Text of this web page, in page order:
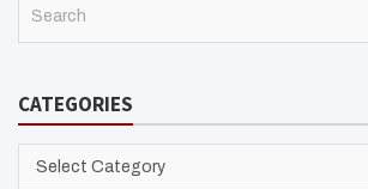
c
CATEGORIES